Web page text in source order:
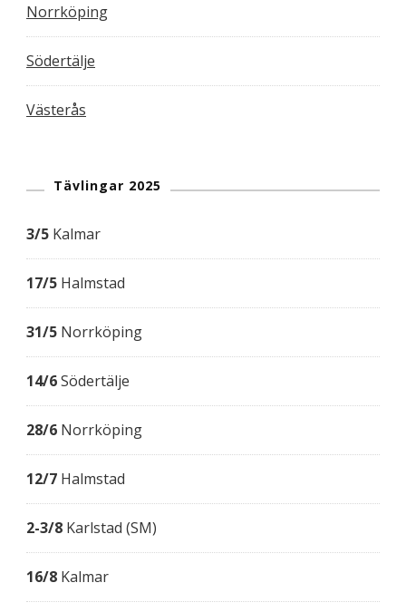
Norrköping
Södertälje
Västerås
Tävlingar 2025
3/5 Kalmar
17/5 Halmstad
31/5 Norrköping
14/6Södertälje
28/6 Norrköping
12/7 Halmstad
2-3/8 Karlstad (SM)
16/8 Kalmar